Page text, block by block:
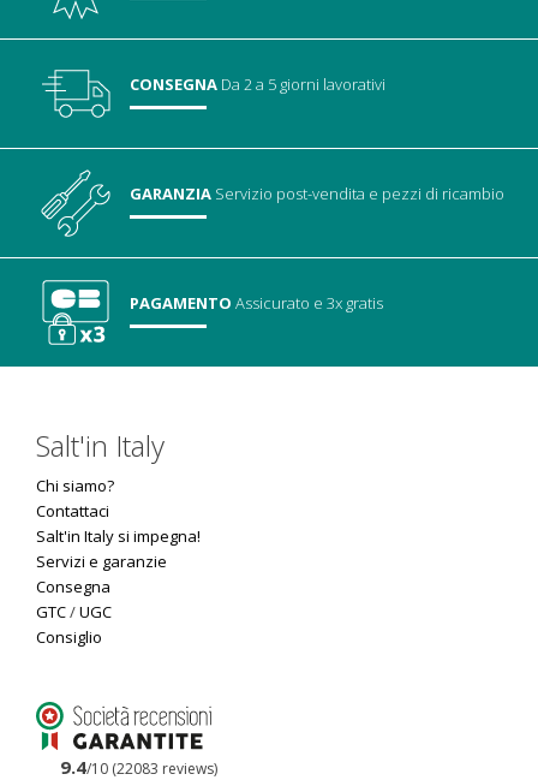
CONSEGNA Da 2 a 5 giorni lavorativi
GARANZIA Servizio post-vendita e pezzi di ricambio
PAGAMENTO Assicurato e 3x gratis
Salt'in Italy
Chi siamo?
Contattaci
Salt'in Italy si impegna!
Servizi e garanzie
Consegna
GTC/UGC
Consiglio
9.4/10 (22083 reviews)